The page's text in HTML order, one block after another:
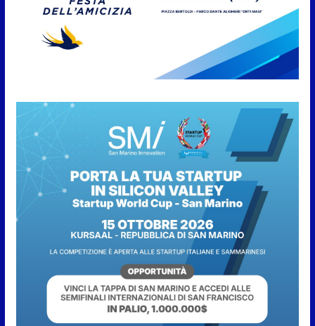
“San Marino Antiqua –
Leggende e storie del Titano”:
l’inequivocabile successo di
pubblico e di partecipazione
6 Agosto 2026